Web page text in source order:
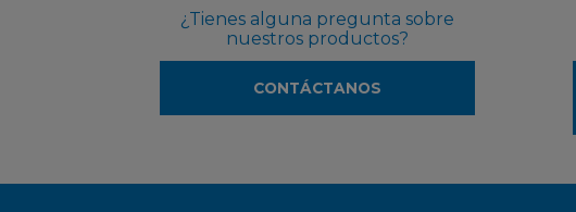
¿Tienes alguna pregunta sobre
nuestros productos?
CONTÁCTANOS